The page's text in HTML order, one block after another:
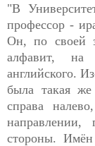
"В
профессор -
Он, по своей
алфавит, на
английского.
была такая
справа
направлении,
стороны.